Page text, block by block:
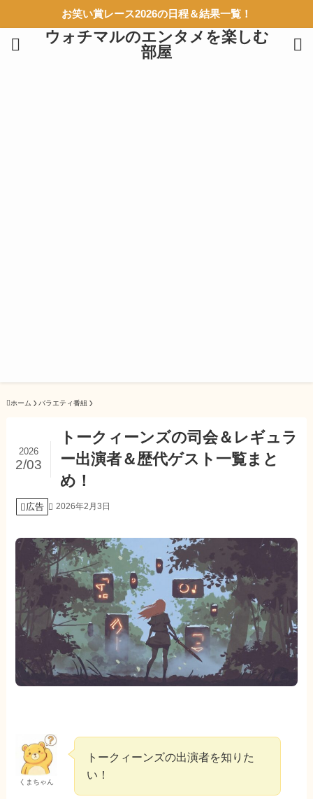
お笑い賞レース2026の日程＆結果一覧！
ウォチマルのエンタメを楽しむ
部屋
ホーム バラエティ番組
トークィーンズの司会＆レギュラ
ー出演者＆歴代ゲスト一覧まと
め！
2026
2/03
広告 2026年2月3日
くまちゃん
トークィーンズの出演者を知りた
い！